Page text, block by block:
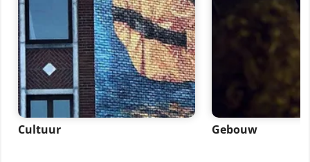
Cultuur Gebouw